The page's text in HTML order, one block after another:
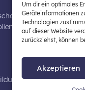
Um dir ein optimales
Geräteinformationen
Technologien
auf dieser Website
zurückziehst, können
Akzeptieren
Wirtschaftsbildung